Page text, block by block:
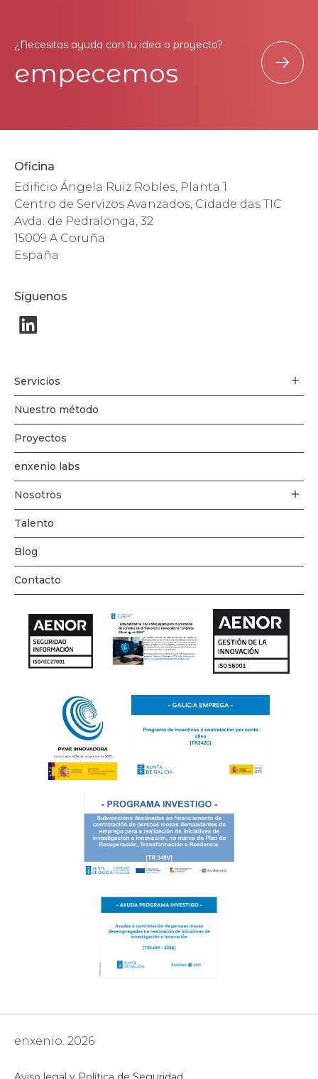
¿Necesitas ayuda con tu idea o proyecto?
empecemos
Oficina
Edificio Ángela Ruiz Robles, Planta 1
Centro de Servizos Avanzados, Cidade das TIC
Avda. de Pedralonga, 32
15009 A Coruña
España
Síguenos
Servicios
Nuestro método
Proyectos
enxenio labs
Nosotros
Talento
Blog
Contacto
enxenio. 2026